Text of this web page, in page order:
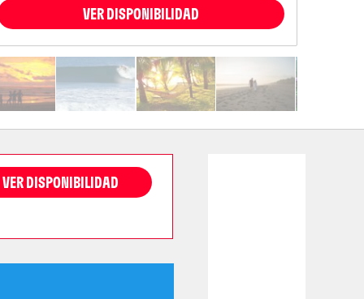
VER DISPONIBILIDAD
VER DISPONIBILIDAD